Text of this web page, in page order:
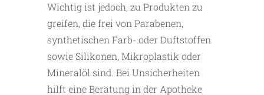
Wichtig ist jedoch, zu Produkten zu
greifen, die frei von Parabenen,
synthetischen Farb- oder Duftstoffen
sowie Silikonen, Mikroplastik oder
Mineralöl sind. Bei Unsicherheiten
hilft eine Beratung in der Apotheke